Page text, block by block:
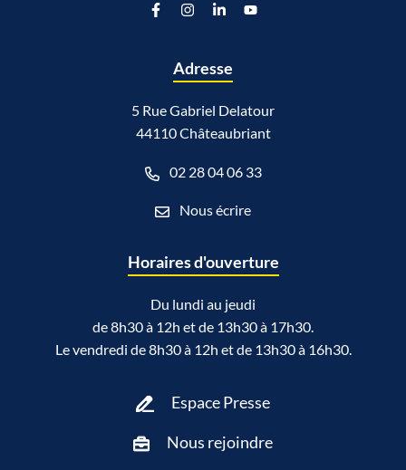
Lien vers le compte Facebook
Lien vers le compte Instagram
Lien vers le compte Linkedin
Lien vers la chaîne
Adresse
5 Rue Gabriel Delatour
44110 Châteaubriant
02 28 04 06 33
Nous écrire
Horaires d'ouverture
Du lundi au jeudi
de 8h30 à 12h et de 13h30 à 17h30.
Le vendredi de 8h30 à 12h et de 13h30 à 16h30.
Espace Presse
Nous rejoindre